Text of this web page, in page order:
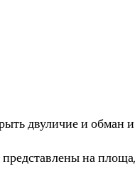
двуличие и обман
на